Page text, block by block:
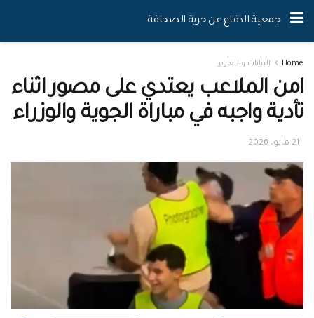
جمعية الدفاع عن حرية الصحافة
Home البيانات والتقارير
امن الملاعب يعتدي على مصور اثناء
تأدية واجبه في مباراة الجوية والوزراء
21 مايو، 2026